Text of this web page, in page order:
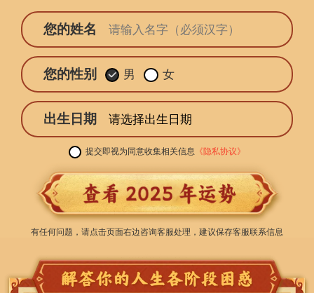
您的姓名
您的性别 男 女
出生日期
提交即视为同意收集相关信息 《隐私协议》
有任何问题，请点击页面右边咨询客服处理，建议保存客服联系信息